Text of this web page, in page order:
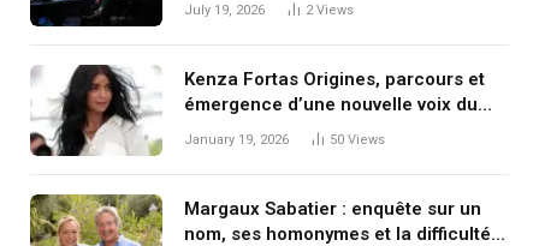
July 19, 2026 2 Views
Kenza Fortas Origines, parcours et
émergence d’une nouvelle voix du
cinéma français
January 19, 2026 50 Views
Margaux Sabatier : enquête sur un
nom, ses homonymes et la difficulté